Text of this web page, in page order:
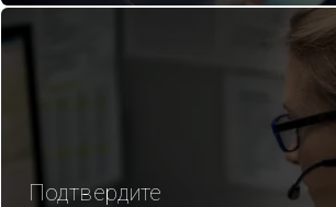
Подтвердите